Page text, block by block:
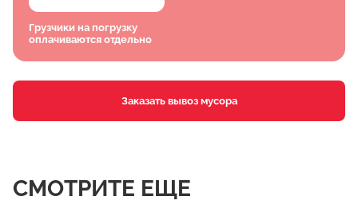
Грузчики на погрузку
оплачиваются отдельно
Заказать вывоз мусора
СМОТРИТЕ ЕЩЕ